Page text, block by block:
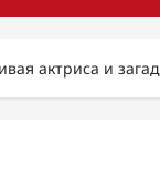
актриса и